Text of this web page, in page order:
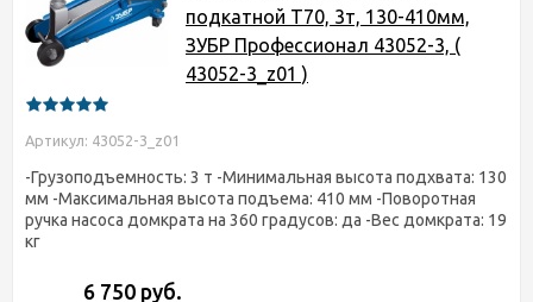
подкатной T70, 3т, 130-410мм,
ЗУБР Профессионал 43052-3, (
43052-3_z01 )
Артикул: 43052-3_z01
-Грузоподъемность: 3 т -Минимальная высота подхвата: 130
мм -Максимальная высота подъема: 410 мм -Поворотная
ручка насоса домкрата на 360 градусов: да -Вес домкрата: 19
кг
6 750 руб.